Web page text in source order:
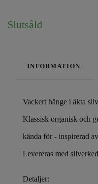
Slutsåld
INFORMATION
Vackert hänge i äkta
Klassisk organisk och
kända för - inspirerad
Levereras med
Detaljer: